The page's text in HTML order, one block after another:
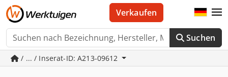
Suchen
Verkaufen
/ ... / Inserat-ID: A213-09612